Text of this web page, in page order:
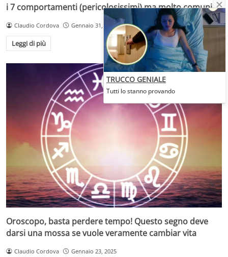
i 7 comportamenti (pericolosissimi) ma molto comuni
Claudio Cordova Gennaio 31, 2025
Leggi di più
Oroscopo, basta perdere tempo! Questo segno deve
darsi una mossa se vuole veramente cambiar vita
Claudio Cordova Gennaio 23, 2025
TRUCCO GENIALE
Tutti lo stanno provando